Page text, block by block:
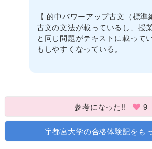
【 的中パワーアップ古文（標準
古文の文法が載っているし、授
と同じ問題がテキストに載って
もしやすくなっている。
参考になった!! 9
宇都宮大学の合格体験記をも